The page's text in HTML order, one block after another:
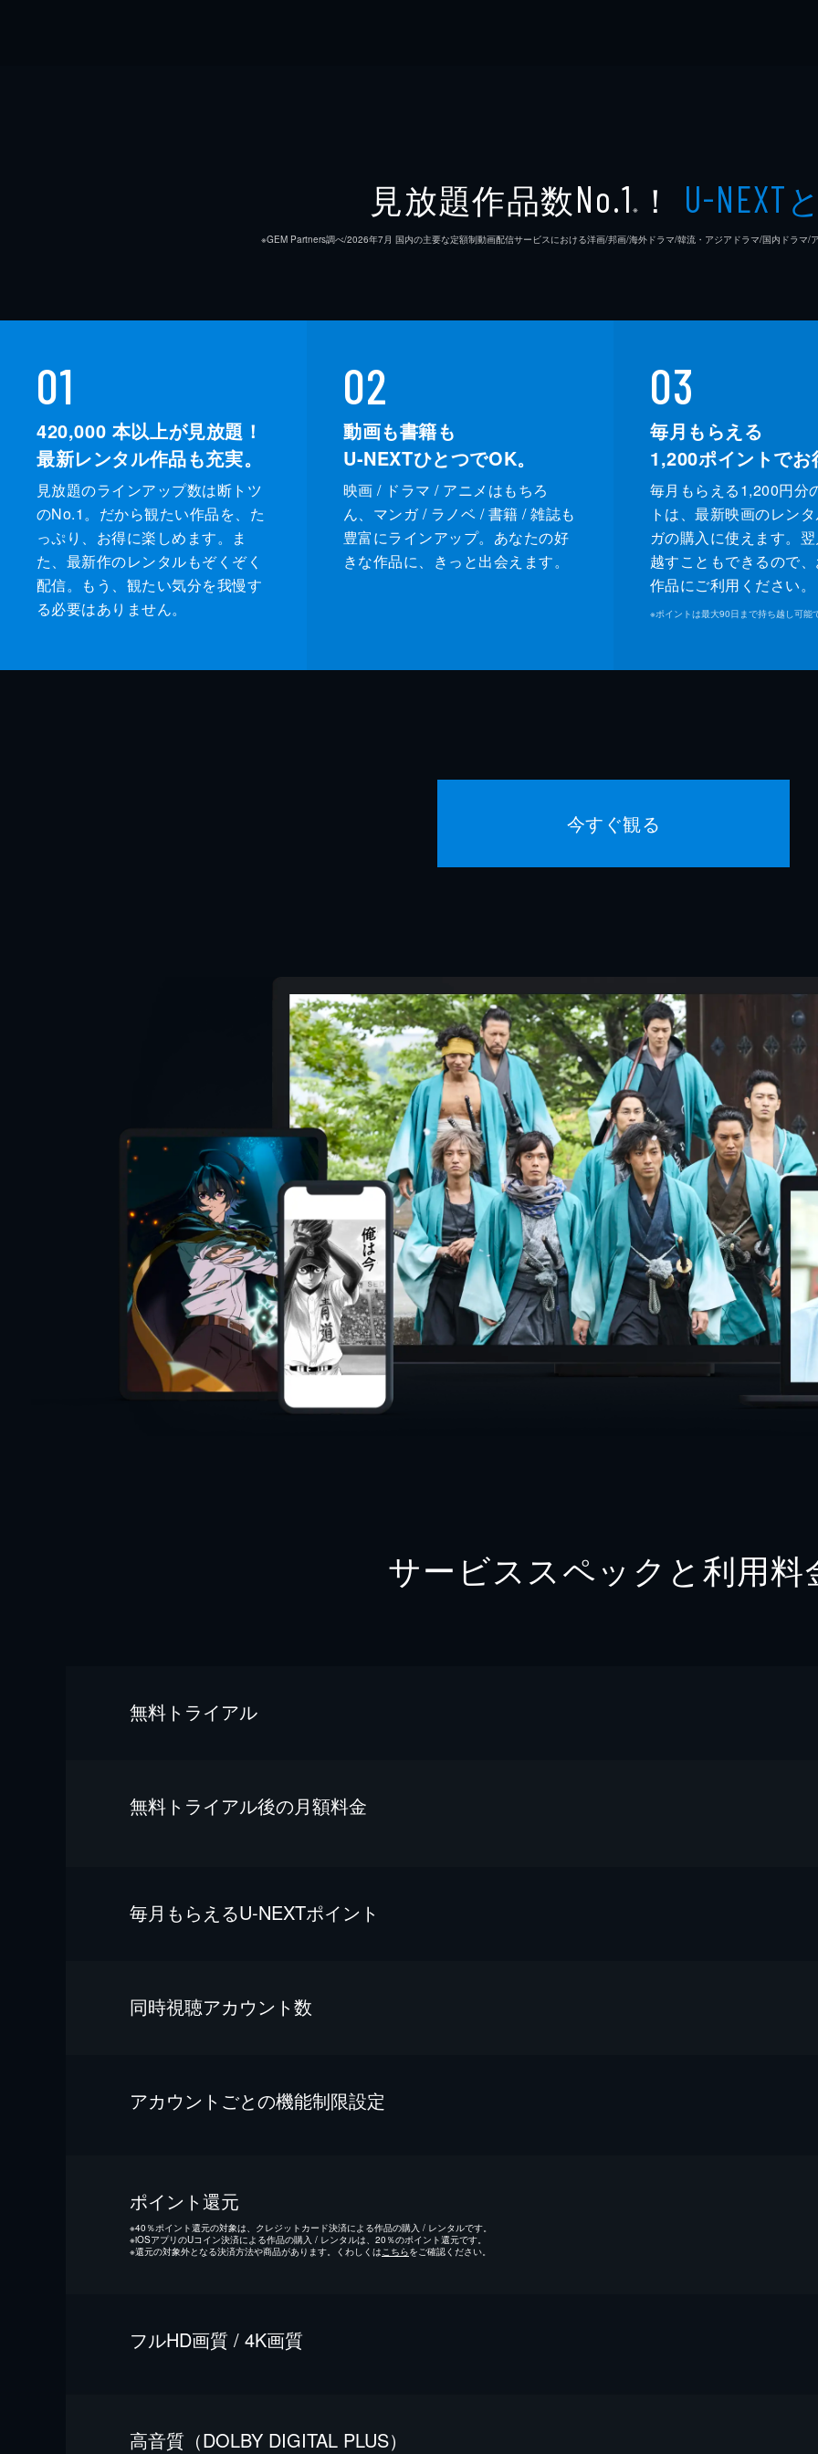
見放題作品数No.1 ※ ！ U-NEXT
※GEM Partners調べ/2026年7⽉ 国内の主要な定額制動画配信サービスにおける洋画/邦画/海外ドラマ/韓流・アジアドラマ/国内ドラマ/
01
420,000 本以上が見放題！
最新レンタル作品も充実。
見放題のラインアップ数は断トツ
のNo.1。だから観たい作品を、た
っぷり、お得に楽しめます。ま
た、最新作のレンタルもぞくぞく
配信。もう、観たい気分を我慢す
る必要はありません。
02
動画も書籍も
U-NEXTひとつでOK。
映画 / ドラマ / アニメはもちろ
ん、マンガ / ラノベ / 書籍 / 雑誌も
豊富にラインアップ。あなたの好
きな作品に、きっと出会えます。
03
毎月もらえる
1,200ポイントでお
毎月もらえる1,200円分
トは、最新映画のレン
ガの購入に使えます。
越すこともできるので
作品にご利用ください。
※ポイントは最大90日まで持ち越し可能
今すぐ観る
サービススペックと利用料
無料トライアル
無料トライアル後の⽉額料金
毎⽉もらえるU-NEXTポイント
同時視聴アカウント数
アカウントごとの機能制限設定
ポイント還元
※40％ポイント還元の対象は、クレジットカード決済による作品の購入 / レンタルです。
※iOSアプリのUコイン決済による作品の購入 / レンタルは、20％のポイント還元です。
※還元の対象外となる決済方法や商品があります。くわしくは こちらをご確認ください。
フルHD画質 / 4K画質
⾼⾳質（DOLBY DIGITAL PLUS）